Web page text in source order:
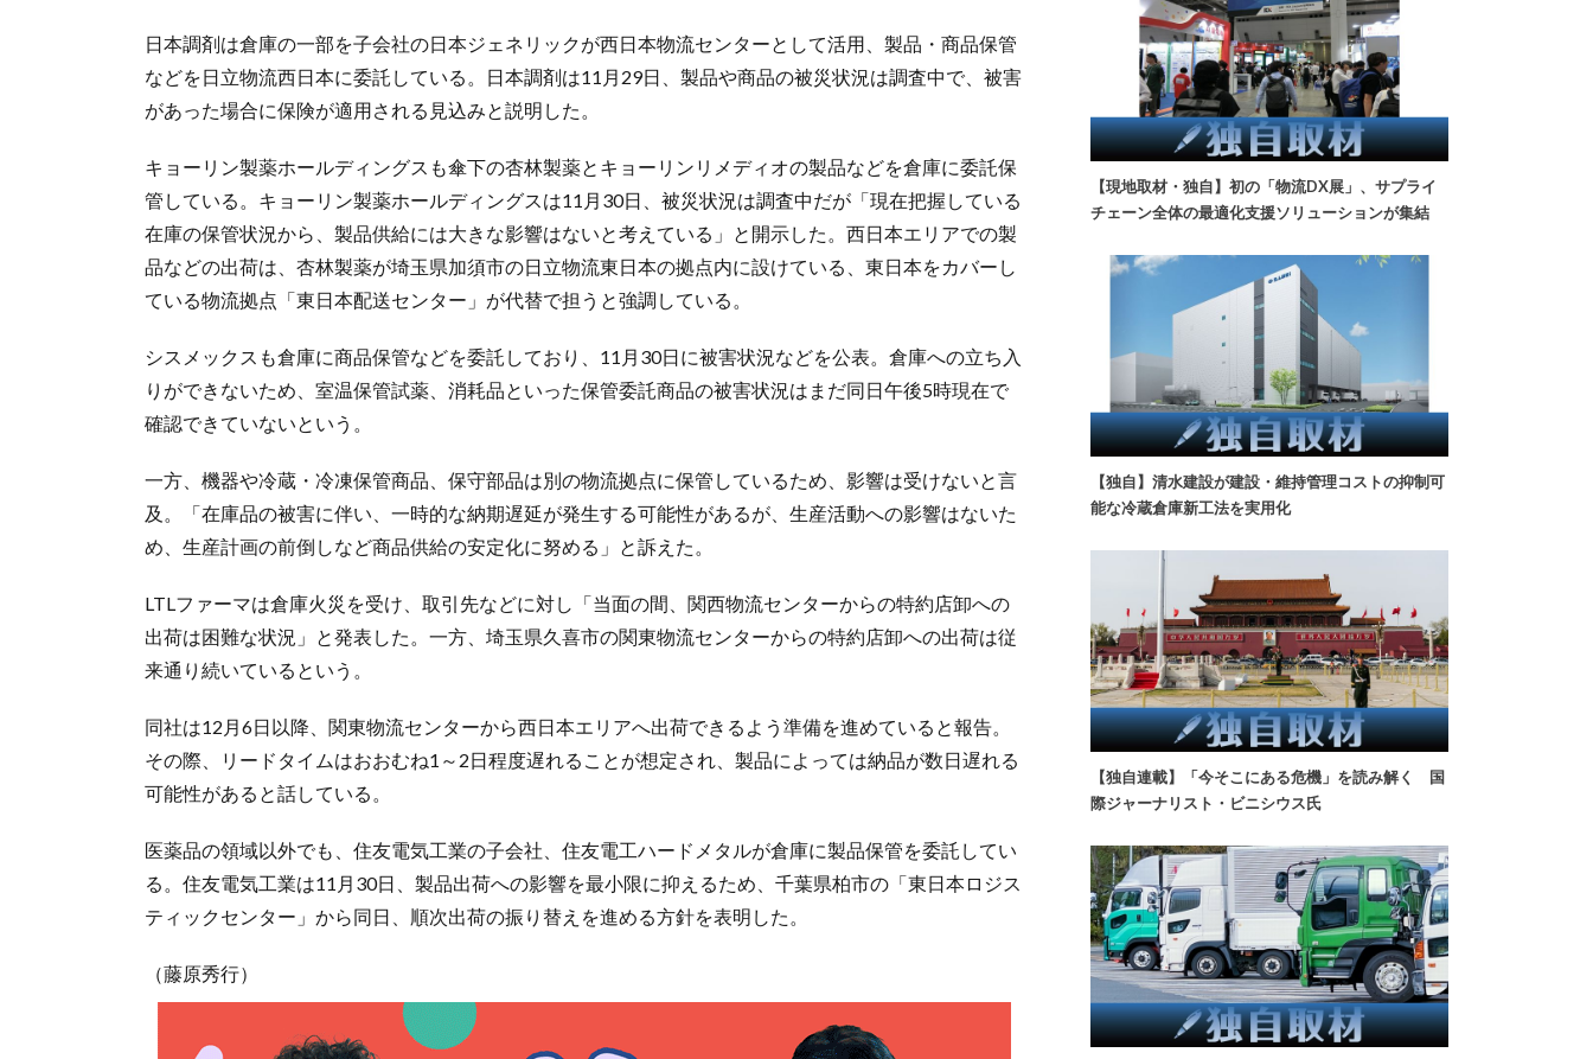
日本調剤は倉庫の一部を子会社の日本ジェネリックが西日本物流センターとして活用、製品・商品保管
などを日立物流西日本に委託している。日本調剤は11月29日、製品や商品の被災状況は調査中で、被害
があった場合に保険が適用される見込みと説明した。
キョーリン製薬ホールディングスも傘下の杏林製薬とキョーリンリメディオの製品などを倉庫に委託保
管している。キョーリン製薬ホールディングスは11月30日、被災状況は調査中だが「現在把握している
在庫の保管状況から、製品供給には大きな影響はないと考えている」と開示した。西日本エリアでの製
品などの出荷は、杏林製薬が埼玉県加須市の日立物流東日本の拠点内に設けている、東日本をカバーし
ている物流拠点「東日本配送センター」が代替で担うと強調している。
シスメックスも倉庫に商品保管などを委託しており、11月30日に被害状況などを公表。倉庫への立ち入
りができないため、室温保管試薬、消耗品といった保管委託商品の被害状況はまだ同日午後5時現在で
確認できていないという。
一方、機器や冷蔵・冷凍保管商品、保守部品は別の物流拠点に保管しているため、影響は受けないと言
及。「在庫品の被害に伴い、一時的な納期遅延が発生する可能性があるが、生産活動への影響はないた
め、生産計画の前倒しなど商品供給の安定化に努める」と訴えた。
LTLファーマは倉庫火災を受け、取引先などに対し「当面の間、関西物流センターからの特約店卸への
出荷は困難な状況」と発表した。一方、埼玉県久喜市の関東物流センターからの特約店卸への出荷は従
来通り続いているという。
同社は12月6日以降、関東物流センターから西日本エリアへ出荷できるよう準備を進めていると報告。
その際、リードタイムはおおむね1～2日程度遅れることが想定され、製品によっては納品が数日遅れる
可能性があると話している。
医薬品の領域以外でも、住友電気工業の子会社、住友電工ハードメタルが倉庫に製品保管を委託してい
る。住友電気工業は11月30日、製品出荷への影響を最小限に抑えるため、千葉県柏市の「東日本ロジス
ティックセンター」から同日、順次出荷の振り替えを進める方針を表明した。
（藤原秀行）
【現地取材・独自】初の「物流DX展」、サプライ
チェーン全体の最適化支援ソリューションが集結
【独自】清水建設が建設・維持管理コストの抑制可
能な冷蔵倉庫新工法を実用化
【独自連載】「今そこにある危機」を読み解く 国
際ジャーナリスト・ビニシウス氏